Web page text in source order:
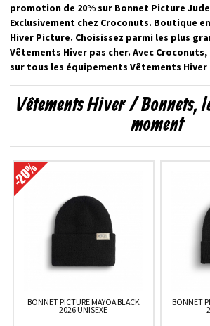
promotion de 20% sur Bonnet Picture
Exclusivement chez Croconuts. Boutique
Hiver Picture. Choisissez parmi les plus
Vêtements Hiver pas cher. Avec
sur tous les équipements Vêtements
Vêtements Hiver / Bonnets,
moment
BONNET PICTURE MAYOA BLACK
2026 UNISEXE
BONNET